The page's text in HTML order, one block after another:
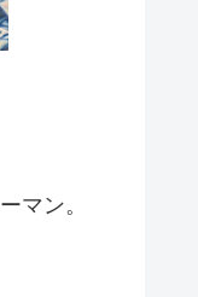
マン。